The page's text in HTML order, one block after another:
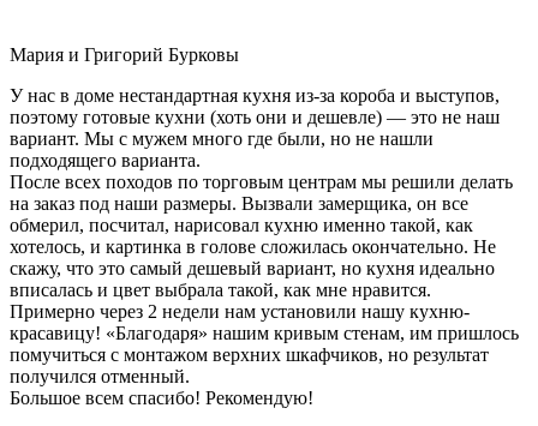
Мария и Григорий Бурковы
У нас в доме нестандартная кухня из-за короба и выступов,
поэтому готовые кухни (хоть они и дешевле) — это не наш
вариант. Мы с мужем много где были, но не нашли
подходящего варианта.
После всех походов по торговым центрам мы решили делать
на заказ под наши размеры. Вызвали замерщика, он все
обмерил, посчитал, нарисовал кухню именно такой, как
хотелось, и картинка в голове сложилась окончательно. Не
скажу, что это самый дешевый вариант, но кухня идеально
вписалась и цвет выбрала такой, как мне нравится.
Примерно через 2 недели нам установили нашу кухню-
красавицу! «Благодаря» нашим кривым стенам, им пришлось
помучиться с монтажом верхних шкафчиков, но результат
получился отменный.
Большое всем спасибо! Рекомендую!